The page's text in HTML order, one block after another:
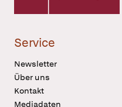
Service
Newsletter
Über uns
Kontakt
Mediadaten